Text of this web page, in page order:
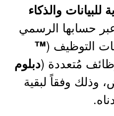
للبيانات والذكاء
حسابها الرسمي
التوظيف (™
دبلوم
وذلك وفقاً لبقية